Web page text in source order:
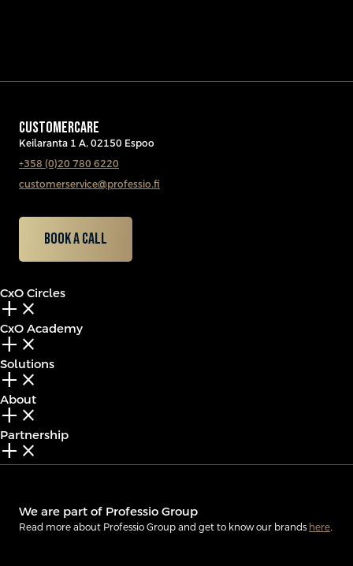
CUSTOMERCARE
Keilaranta 1 A, 02150 Espoo
+358 (0)20 780 6220
customerservice@professio.fi
Book a call
CxO Circles
add_2 close
CxO Academy
add_2 close
Solutions
add_2 close
About
add_2 close
Partnership
add_2 close
We are part of Professio Group
Read more about Professio Group and get to know our brands here.